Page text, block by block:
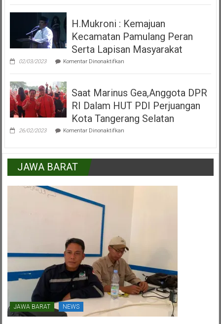
Peresmian
Alun
Kecamatan
Pamulang
Tangerang
Selatan
H.Mukroni : Kemajuan
Kecamatan Pamulang Peran
Serta Lapisan Masyarakat
02/03/2023 Komentar Dinonaktifkanpada
:
Kecamatan
Pamulang
Peran
Lapisan
Masyarakat
Saat Marinus Gea,Anggota DPR
RI Dalam HUT PDI Perjuangan
Kota Tangerang Selatan
26/02/2023 Komentar Dinonaktifkanpada
Gea,Anggota
DPR
Dalam
JAWA BARAT
JAWA BARAT NEWS